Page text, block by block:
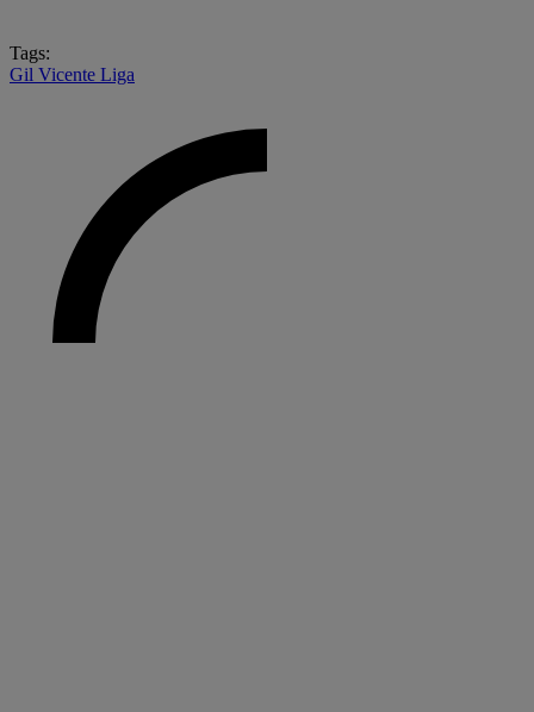
Tags:
Gil Vicente Liga